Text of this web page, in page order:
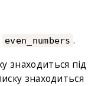
even_numbers .
знаходиться під
знаходиться